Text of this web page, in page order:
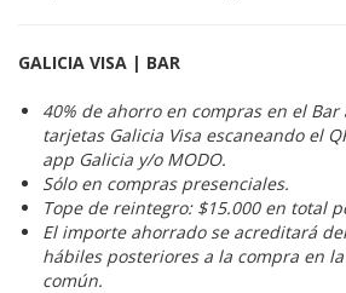
GALICIA VISA | BAR
40% de ahorro en compras en el
tarjetas Galicia Visa escaneando el
app Galicia y/o MODO.
Sólo en compras presenciales.
Tope de reintegro: $15.000 en total
El importe ahorrado se acreditará
hábiles posteriores a la compra en
común.